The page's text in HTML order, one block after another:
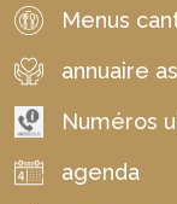
Menus
annuaire
Numéros
agenda